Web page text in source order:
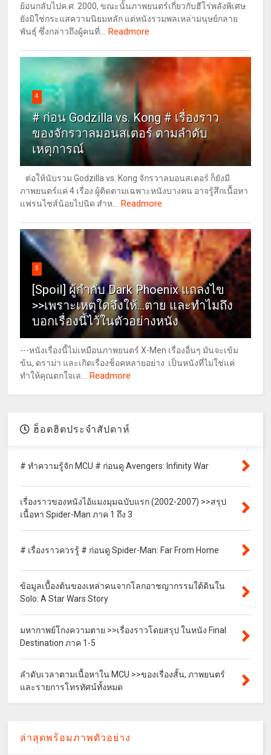
ย้อนกลับไปค.ศ. 2000, ขณะนั้นภาพยนตร์เกี่ยวกับฮีโร่พลังพิเศษ
ยังมิใช่กระแสความนิยมหลัก แต่หนังรวมพลเหล่ามนุษย์กลาย
พันธุ์ ซึ่งกล่าวถึงผู้คนที่...
Readmore
4
# ก่อน Godzilla vs. Kong # เรื่องราว
ของจักรวาลมอนสเตอร์ ตามลำดับ
เหตุการณ์
ต่อให้นับรวม Godzilla vs. Kong จักรวาลมอนสเตอร์ ก็ยังมี
ภาพยนตร์แค่ 4 เรื่อง ผู้ติดตามเฉพาะหนังบางคน อาจรู้สึกเนื้อหา
แฟรนไชส์น้อยไปนิด สำห...
Readmore
5
[Spoil] ผู้กำกับ Dark Phoenix แถลงไข
>>เพราะเหตุใดจึงให้...ตาย และทำไมถึง
บอกเรื่องนี้ไว้ในตัวอย่างหนัง
---หนังเรื่องนี้ไม่เหมือนภาพยนตร์ X-Men เรื่องอื่นๆ มันจะเข้ม
ข้น, ดราม่า และเกิดเรื่องช็อคหลายอย่าง เป็นหนังที่ไม่ใช่แค่
ทำให้คุณตกใจเล...
Readmore
ฮ็อตฮิตประจำสัปดาห์
# ทำความรู้จัก MCU # ก่อนดู Avengers: Infinity War
เรื่องราวของหนังไอ้แมงมุมฉบับแรก (2002-2007) >>สรุป
เนื้อหา Spider-Man ภาค 1 ถึง 3
# เรื่องราวควรรู้ # ก่อนดู Spider-Man: Far From Home
ข้อมูลเบื้องต้นของเหล่าคนจากโลกอาชญากรรมใต้ดินใน
Solo: A Star Wars Story
มหากาพย์โกงความตาย >>เรื่องราวโดยสรุป ในหนัง Final
Destination ภาค 1-5
ลำดับเวลาตามเนื้อหาใน MCU >>ของเรื่องสั้น, ภาพยนตร์
และรายการโทรทัศน์ทั้งหมด
ล่าสุดพร้อมภาพตัวอย่าง